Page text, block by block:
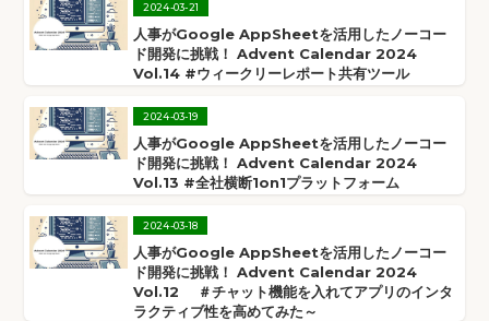
2024-03-21
人事がGoogle AppSheetを活用したノーコー
ド開発に挑戦！ Advent Calendar 2024
Vol.14 #ウィークリーレポート共有ツール
2024-03-19
人事がGoogle AppSheetを活用したノーコー
ド開発に挑戦！ Advent Calendar 2024
Vol.13 ​#全社横断1on1プラットフォーム
2024-03-18
人事がGoogle AppSheetを活用したノーコー
ド開発に挑戦！ Advent Calendar 2024
Vol.12 ＃チャット機能を入れてアプリのインタ
ラクティブ性を高めてみた～